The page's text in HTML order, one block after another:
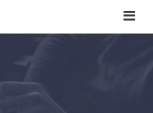
in de buurt?